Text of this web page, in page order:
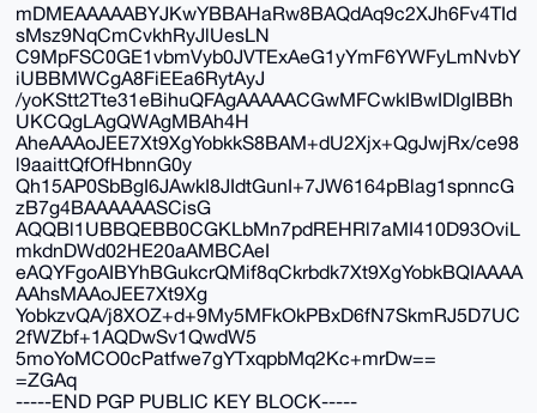
mDMEAAAAABYJKwYBBAHaRw8BAQdAq9c2XJh6Fv4TId
sMsz9NqCmCvkhRyJlUesLN
C9MpFSC0GE1vbmVyb0JVTExAeG1yYmF6YWFyLmNvbY
iUBBMWCgA8FiEEa6RytAyJ
/yoKStt2Tte31eBihuQFAgAAAAACGwMFCwkIBwIDIgIBBh
UKCQgLAgQWAgMBAh4H
AheAAAoJEE7Xt9XgYobkkS8BAM+dU2Xjx+QgJwjRx/ce98
l9aaittQfOfHbnnG0y
Qh15AP0SbBgI6JAwkI8JIdtGunI+7JW6164pBlag1spnncG
zB7g4BAAAAAASCisG
AQQBl1UBBQEBB0CGKLbMn7pdREHRl7aMI410D93OviL
mkdnDWd02HE20aAMBCAeI
eAQYFgoAIBYhBGukcrQMif8qCkrbdk7Xt9XgYobkBQIAAAA
AAhsMAAoJEE7Xt9Xg
YobkzvQA/j8XOZ+d+9My5MFkOkPBxD6fN7SkmRJ5D7UC
2fWZbf+1AQDwSv1QwdW5
5moYoMCO0cPatfwe7gYTxqpbMq2Kc+mrDw==
=ZGAq
-----END PGP PUBLIC KEY BLOCK-----